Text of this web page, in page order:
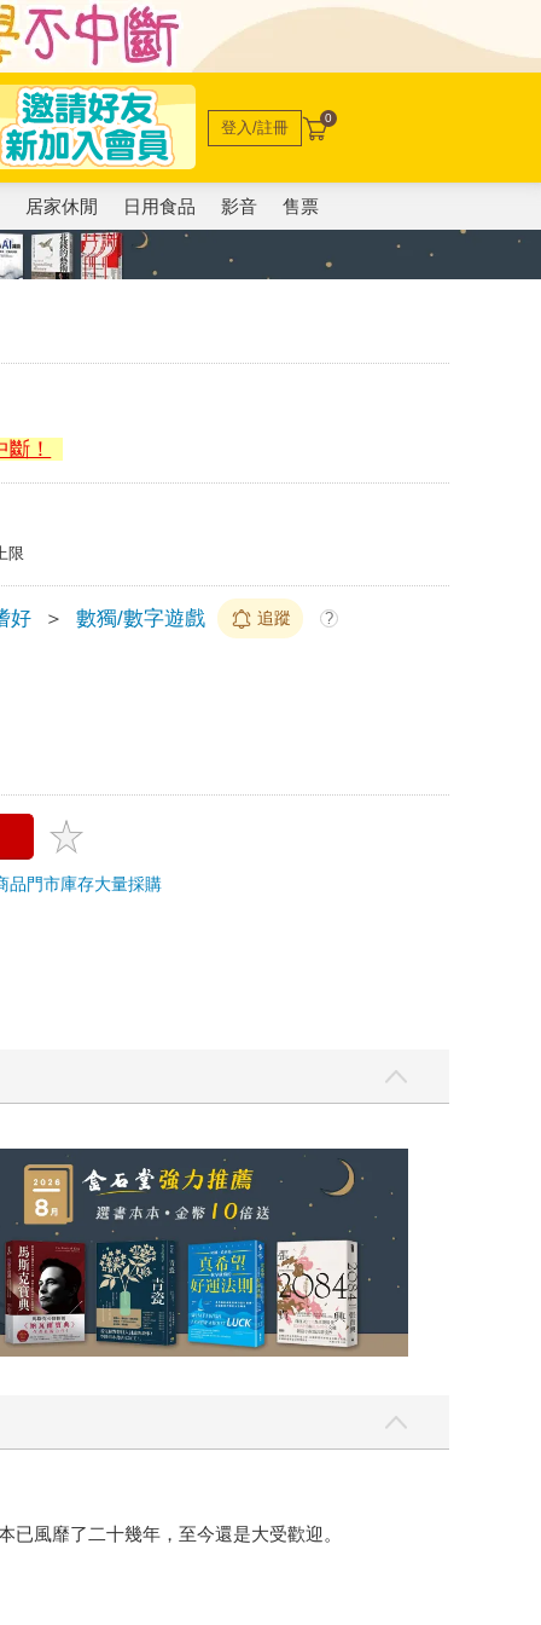
登入/註冊 0
居家休閒 日用食品 影音 售票
！
限
好 ＞ 數獨/數字遊戲 追蹤 ?
品門市庫存大量採購
風靡了二十幾年，至今還是大受歡迎。